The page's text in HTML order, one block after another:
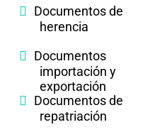
Documentos de
herencia
Documentos
importación y
exportación
Documentos de
repatriación